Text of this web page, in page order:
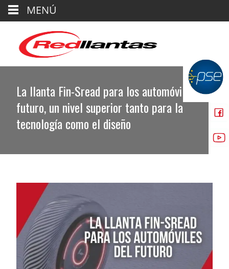
La llanta Fin-Sread para los automóviles del
futuro, un nivel superior tanto para la
tecnología como el diseño
MENÚ